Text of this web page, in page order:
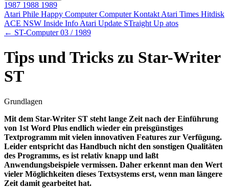
1987 1988 1989
Atari Phile Happy ComputerComputer Kontakt Atari Times Hitdisk
ACE NSW Inside Info Atari Update STraight Up atos
← ST-Computer 03 / 1989
Tips und Tricks zu Star-Writer
ST
Grundlagen
Mit dem Star-Writer ST steht lange Zeit nach der Einführung
von 1st Word Plus endlich wieder ein preisgünstiges
Textprogramm mit vielen innovativen Features zur Verfügung.
Leider entspricht das Handbuch nicht den sonstigen Qualitäten
des Programms, es ist relativ knapp und laßt
Anwendungsbeispiele vermissen. Daher erkennt man den Wert
vieler Möglichkeiten dieses Textsystems erst, wenn man längere
Zeit damit gearbeitet hat.